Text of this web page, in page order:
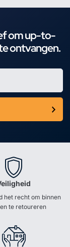
om up-to-
ontvangen.
het recht om binnen
te retoureren